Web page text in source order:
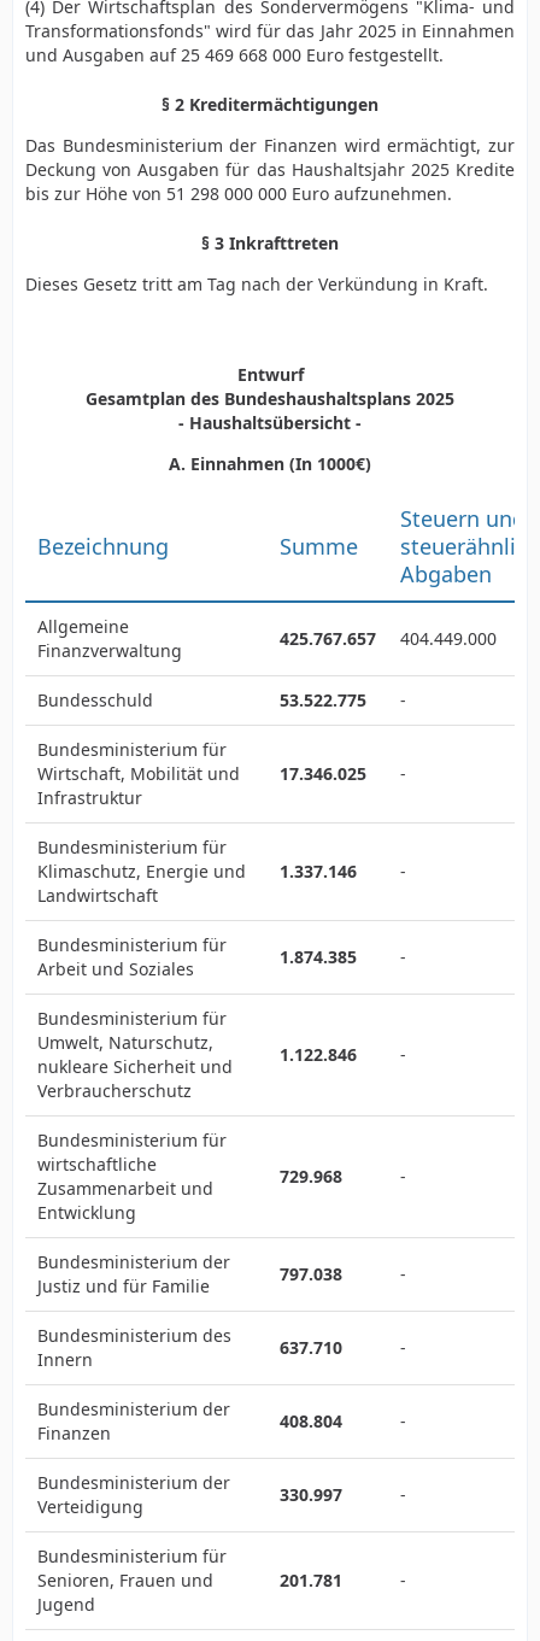
(4) Der Wirtschaftsplan des Sondervermögens "Klima- und
Transformationsfonds" wird für das Jahr 2025 in Einnahmen
und Ausgaben auf 25 469 668 000 Euro festgestellt.
§ 2 Kreditermächtigungen
Das Bundesministerium der Finanzen wird ermächtigt, zur
Deckung von Ausgaben für das Haushaltsjahr 2025 Kredite
bis zur Höhe von 51 298 000 000 Euro aufzunehmen.
§ 3 Inkrafttreten
Dieses Gesetz tritt am Tag nach der Verkündung in Kraft.
Entwurf
Gesamtplan des Bundeshaushaltsplans 2025
- Haushaltsübersicht -
A. Einnahmen (In 1000€)
Bezeichnung Summe
Steuern und
Abgaben
Allgemeine
Finanzverwaltung
425.767.657 404.449.000
Bundesschuld 53.522.775 -
Bundesministerium für
Wirtschaft, Mobilität und
Infrastruktur
17.346.025 -
Bundesministerium für
Klimaschutz, Energie und
Landwirtschaft
1.337.146 -
Bundesministerium für
Arbeit und Soziales
1.874.385 -
Bundesministerium für
Umwelt, Naturschutz,
nukleare Sicherheit und
Verbraucherschutz
1.122.846 -
Bundesministerium für
wirtschaftliche
Zusammenarbeit und
Entwicklung
729.968 -
Bundesministerium der
Justiz und für Familie
797.038 -
Bundesministerium des
Innern
637.710 -
Bundesministerium der
Finanzen
408.804 -
Bundesministerium der
Verteidigung
330.997 -
Bundesministerium für
Senioren, Frauen und
Jugend
201.781 -